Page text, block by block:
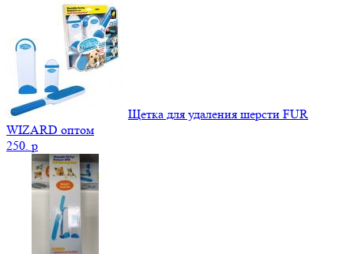
Щетка для удаления шерсти FUR
WIZARD оптом
250. p